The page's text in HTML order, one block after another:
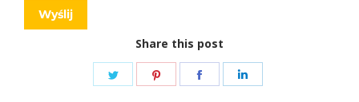
Share this post
Share
Share
Share